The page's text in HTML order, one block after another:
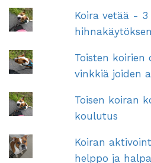
Koira vetää - 3
Toisten
vinkkiä joiden
Toisen koiran
koulutus
Koiran
helppo ja